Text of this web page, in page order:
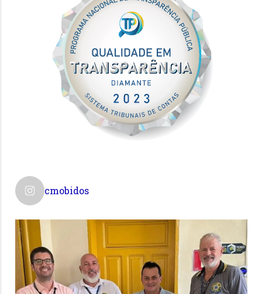
cmobidos